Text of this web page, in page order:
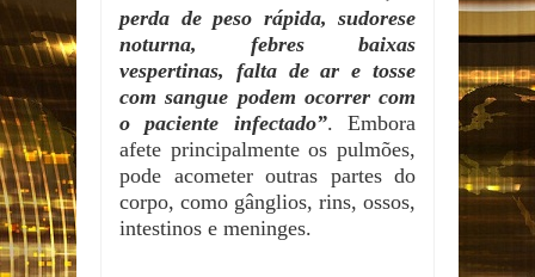
perda de peso rápida, sudorese
noturna, febres baixas
vespertinas, falta de ar e tosse
com sangue podem ocorrer com
o paciente infectado”. Embora
afete principalmente os pulmões,
pode acometer outras partes do
corpo, como gânglios, rins, ossos,
intestinos e meninges.